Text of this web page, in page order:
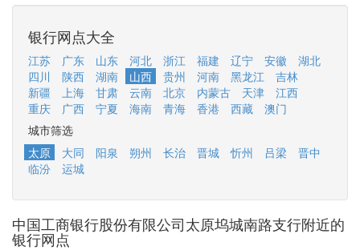
银行网点大全
江苏 广东 山东 河北 浙江 福建 辽宁 安徽
湖北
四川
陕西 湖南 山西 贵州 河南 黑龙江
吉林
新疆
上海 甘肃 云南 北京 内蒙古 天津
江西
重庆
广西 宁夏 海南 青海 香港 西藏
澳门
城市筛选
太原
大同 阳泉 朔州 长治 晋城 忻州 吕梁
晋中
临汾
运城
中国工商银行股份有限公司太原坞城南路支行附近的
银行网点